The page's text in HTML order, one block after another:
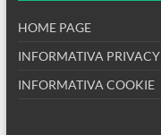
HOME PAGE
INFORMATIVA PRIVACY
INFORMATIVA COOKIE